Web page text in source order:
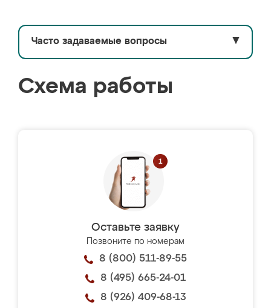
Часто задаваемые вопросы ▼
Схема работы
Оставьте заявку
Позвоните по номерам
8 (800) 511-89-55
8 (495) 665-24-01
8 (926) 409-68-13